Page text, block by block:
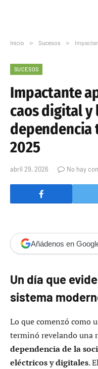
Inicio » Sucesos » Impactante
SUCESOS
Impactante
caos digital y
dependencia
2025
abril 29, 2026 No hay
Añádenos en
Un día que
sistema
Lo que comenzó como
terminó revelando una
dependencia de la
eléctricos y digitales. El